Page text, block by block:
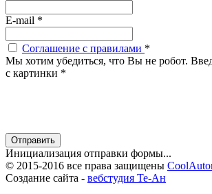
E-mail *
Соглашение с правилами *
Мы хотим убедиться, что Вы не робот.
с картинки *
Отправить
Инициализация отправки формы...
© 2015-2016 все права защищены
Создание сайта - вебстудия Те-Ан